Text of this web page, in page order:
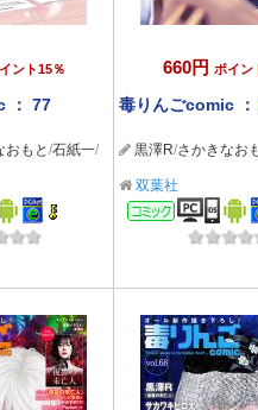
ント15％
： 77
おもと /石紙一/
660円 ポイン
毒りんごcomic
黒澤R/さかきなお
双葉社
コミック